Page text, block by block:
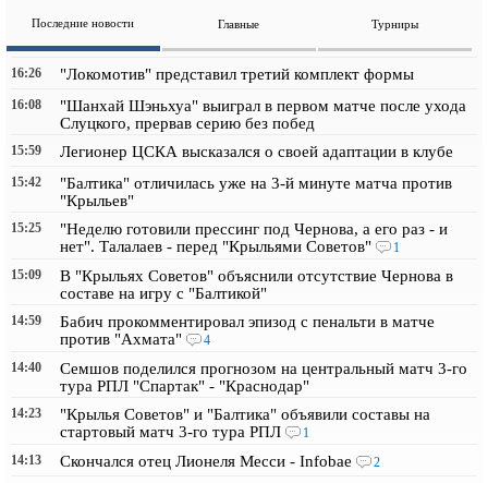
Последние новости Главные Турниры
16:26 "Локомотив" представил третий комплект формы
16:08
"Шанхай Шэньхуа" выиграл в первом матче после ухода
Слуцкого, прервав серию без побед
15:59 Легионер ЦСКА высказался о своей адаптации в клубе
15:42
"Балтика" отличилась уже на 3-й минуте матча против
"Крыльев"
15:25
"Неделю готовили прессинг под Чернова, а его раз - и
нет". Талалаев - перед "Крыльями Советов"
1
15:09
В "Крыльях Советов" объяснили отсутствие Чернова в
составе на игру с "Балтикой"
14:59
Бабич прокомментировал эпизод с пенальти в матче
против "Ахмата"
4
14:40
Семшов поделился прогнозом на центральный матч 3-го
тура РПЛ "Спартак" - "Краснодар"
14:23
"Крылья Советов" и "Балтика" объявили составы на
стартовый матч 3-го тура РПЛ
1
14:13
Скончался отец Лионеля Месси - Infobae
2